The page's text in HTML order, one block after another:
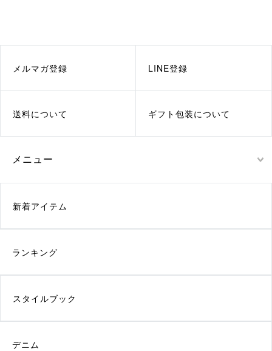
メルマガ登録 LINE登録
送料について ギフト包装について
メニュー
新着アイテム
ランキング
スタイルブック
デニム